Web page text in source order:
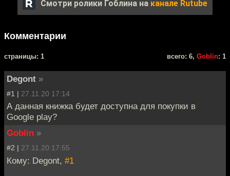
Смотри ролики Гоблина на канале Rutube
Комментарии
cтраницы: 1 всего: 6, Goblin: 1
Degont »
#1 | 27.11.20 17:14
А данная книжка будет доступна для покупки в
Google play?
Goblin »
#2 | 27.11.20 17:55
Кому: Degont, #1